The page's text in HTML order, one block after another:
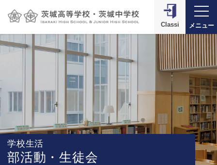
Classi メニュー
学校生活
部活動・生徒会